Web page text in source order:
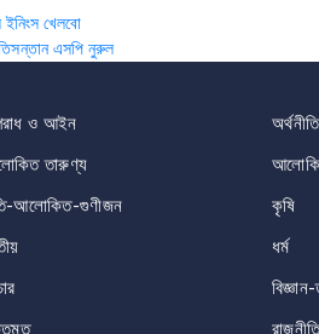
ইনিংস খেলবো
এসপি নুরুল
ও আইন অর্থনীতি
তারুণ্য
আলোকিত-গুণীজন কৃষি
ধর্ম